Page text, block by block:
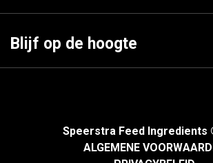
Blijf op de hoogte
Speerstra Feed Ingredients
ALGEMENE